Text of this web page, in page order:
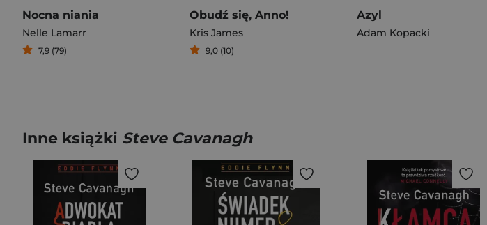
Nocna niania
Nelle Lamarr
7,9 (79)
Obudź się, Anno!
Kris James
9,0 (10)
Azyl
Adam Kopacki
Inne książki Steve Cavanagh